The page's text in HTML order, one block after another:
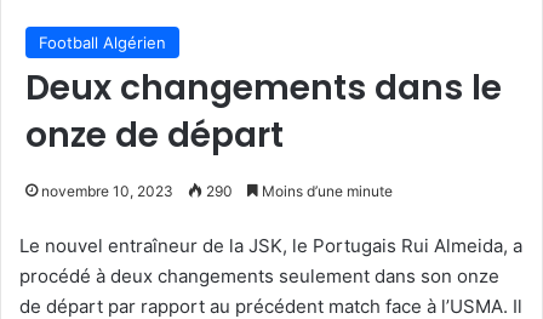
Football Algérien
Deux changements dans le
onze de départ
novembre 10, 2023 290 Moins d’une minute
Le nouvel entraîneur de la JSK, le Portugais Rui Almeida, a
procédé à deux changements seulement dans son onze
de départ par rapport au précédent match face à l’USMA. Il